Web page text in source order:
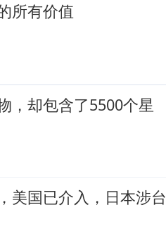
所有价值
，却包含了5500个星
美国已介入，日本涉台